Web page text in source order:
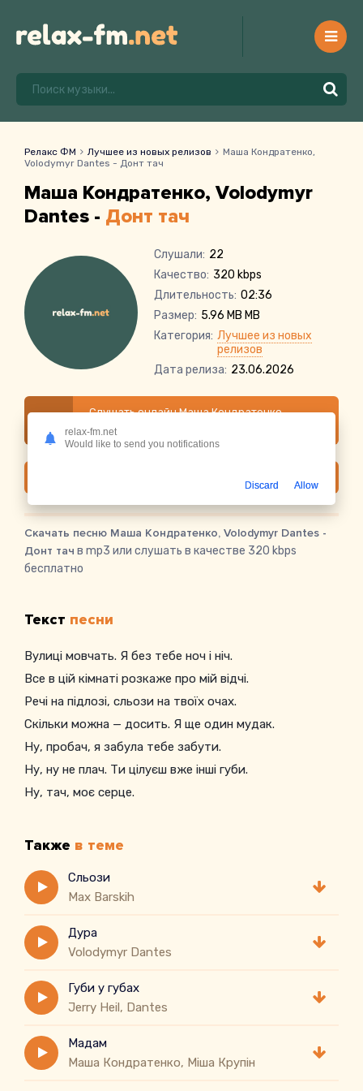
Релакс ФМ Лучшее из новых релизов
Маша Кондратенко,
Volodymyr Dantes - Донт тач
Маша Кондратенко, Volodymyr
Dantes - Донт тач
Слушали: 22
Качество: 320 kbps
Длительность: 02:36
Размер: 5.96 MB MB
Категория: Лучшее из новых
релизов
Дата релиза: 23.06.2026
Слушать онлайн Маша Кондратенко,
Volodymyr Dantes - Донт тач
Скачать песню Маша Кондратенко, Volodymyr Dantes -
Донт тач в mp3 или слушать в качестве 320 kbps
бесплатно
Текст песни
Вулиці мовчать. Я без тебе ноч і ніч.
Все в цій кімнаті розкаже про мій відчі.
Речі на підлозі, сльози на твоїх очах.
Скільки можна — досить. Я ще один мудак.
Ну, пробач, я забула тебе забути.
Ну, ну не плач. Ти цілуєш вже інші губи.
Ну, тач, моє серце.
Также в теме
Сльози
Max Barskih
Дура
Volodymyr Dantes
Губи у губах
Jerry Heil, Dantes
Мадам
Маша Кондратенко, Міша Крупін
relax-fm.net
Would like to send you notifications
Discard Allow